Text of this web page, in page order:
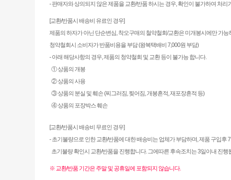
- 판매자와 상의되지 않은 제품을 교환/반품 하시는 경우, 확인이 불가하여 처리
[교환/반품시 배송비 유료인 경우]
제품의 하자가 아닌 단순변심, 착오구매의 철약철회/교환은 미개봉시에만 가능
청약철회시 소비자가 반품비용을 부담 (왕복택배비 7,000원 부담)
- 아래 해당사항의 경우, 제품의 청약철회 및 교환 등이 불가능 합니다.
① 상품의 개봉
② 상품의 사용
③ 상품의 분실 및 훼손 (찌그러짐, 찢어짐, 개봉흔적, 재포장흔적 등)
④ 상품의 포장박스 훼손
[교환/반품시 배송비 무료인 경우]
- 초기불량으로 인한 교환/반품에 대한 배송비는 업체가 부담하며, 제품 구입후
초기불량 확인시 교환/반품을 진행합니다. 그에따른 후속조치는 3일이내 진행
※ 교환/반품 기간은 주말 및 공휴일에 포함되지 않습니다.